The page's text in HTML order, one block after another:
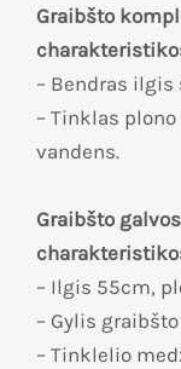
Graibšto
– Bendras ilgis
– Tinklas
vandens.
Graibšto
– Ilgis 55cm,
– Gylis
– Tinklelio